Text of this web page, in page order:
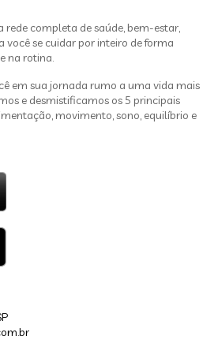
rede completa de saúde, bem-estar,
você se cuidar por inteiro de forma
na rotina.
em sua jornada rumo a uma vida mais
e desmistificamos os 5 principais
movimento, sono, equilíbrio e